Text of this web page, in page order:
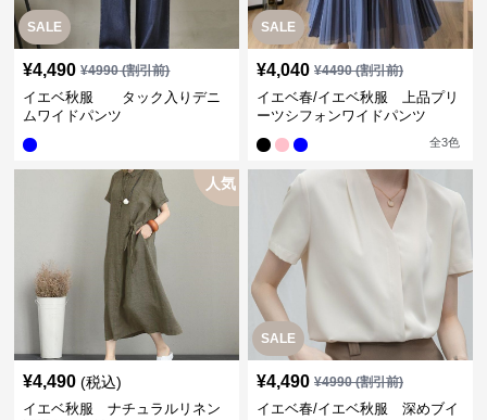
SALE
¥4,490 ¥4990(割引前)
イエベ秋服 タック入りデニ
ムワイドパンツ
SALE
¥4,040 ¥4490(割引前)
イエベ春/イエベ秋服 上品プリ
ーツシフォンワイドパンツ
全3色
人気
¥4,490 (税込)
イエベ秋服 ナチュラルリネン
SALE
¥4,490 ¥4990(割引前)
イエベ春/イエベ秋服 深めブイ